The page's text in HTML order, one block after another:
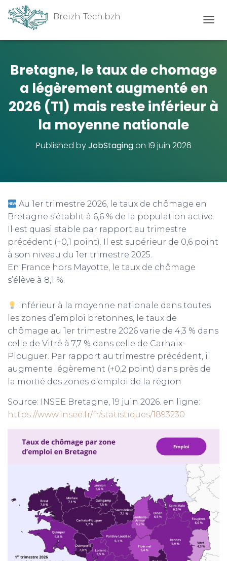
Breizh-Tech.bzh
Bretagne, le taux de chomage
a légèrement augmenté en
2026 (T1) mais reste inférieur à
la moyenne nationale
Published byJobStagingon 19 juin 2026
Au 1er trimestre 2026, le taux de chômage en
Bretagne s’établit à 6,6 % de la population active.
Il est quasi stable par rapport au trimestre
précédent (+0,1 point). Il est supérieur de 0,6 point
à son niveau du 1er trimestre 2025.
En France hors Mayotte, le taux de chômage
s’élève à 8,1 %.
Inférieur à la moyenne nationale dans toutes
les zones d’emploi bretonnes, le taux de
chômage au 1er trimestre 2026 varie de 4,3 % dans
celle de Vitré à 7,7 % dans celle de Carhaix-
Plouguer. Par rapport au trimestre précédent, il
augmente légèrement (+0,2 point) dans près de
la moitié des zones d’emploi de la région.
Source: INSEE Bretagne, 19 juin 2026. en ligne:
https://www.insee.fr/fr/statistiques/1893230